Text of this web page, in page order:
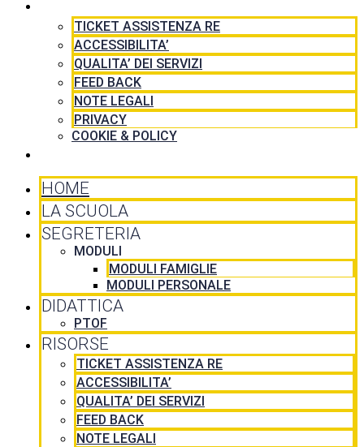
TICKET ASSISTENZA RE
ACCESSIBILITA’
QUALITA’ DEI SERVIZI
FEED BACK
NOTE LEGALI
PRIVACY
COOKIE & POLICY
HOME
LA SCUOLA
SEGRETERIA
MODULI
MODULI FAMIGLIE
MODULI PERSONALE
DIDATTICA
PTOF
RISORSE
TICKET ASSISTENZA RE
ACCESSIBILITA’
QUALITA’ DEI SERVIZI
FEED BACK
NOTE LEGALI